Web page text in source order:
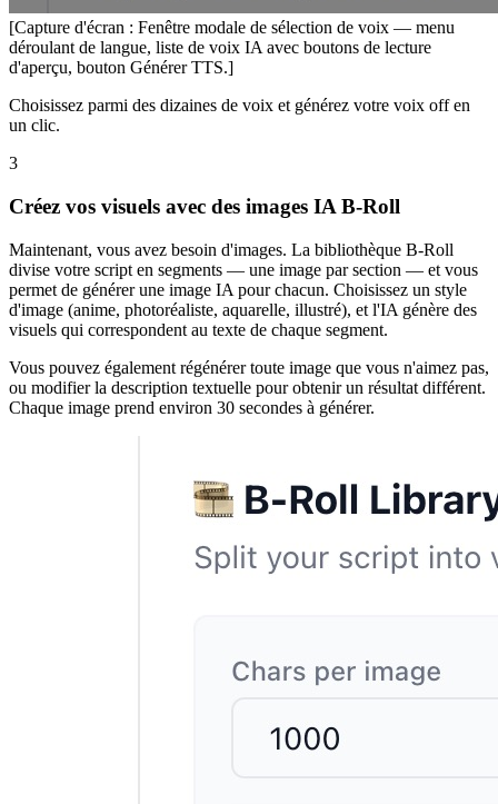
[Capture d'écran : Fenêtre modale de sélection de voix — menu
déroulant de langue, liste de voix IA avec boutons de lecture
d'aperçu, bouton Générer TTS.]
Choisissez parmi des dizaines de voix et générez votre voix off en
un clic.
3
Créez vos visuels avec des images IA B-Roll
Maintenant, vous avez besoin d'images. La bibliothèque B-Roll
divise votre script en segments — une image par section — et vous
permet de générer une image IA pour chacun. Choisissez un style
d'image (anime, photoréaliste, aquarelle, illustré), et l'IA génère des
visuels qui correspondent au texte de chaque segment.
Vous pouvez également régénérer toute image que vous n'aimez pas,
ou modifier la description textuelle pour obtenir un résultat différent.
Chaque image prend environ 30 secondes à générer.